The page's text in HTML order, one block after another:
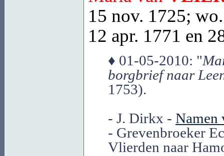
15 nov. 1725;
12 apr. 1771 en
♦ 01-05-2010: "
borgbrief naar
1753).
- J. Dirkx - Namen
- Grevenbroeker
Vlierden naar